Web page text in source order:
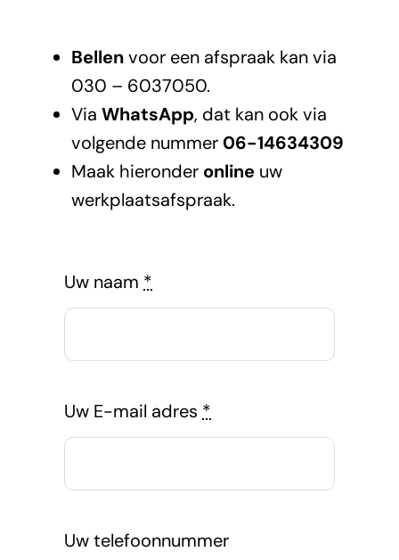
Bellenvoor een afspraak kan via
030 – 6037050.
Via WhatsApp, dat kan ook via
volgende nummer 06-14634309
Maak hieronder online uw
werkplaatsafspraak.
Uw naam *
Uw E-mail adres *
Uw telefoonnummer